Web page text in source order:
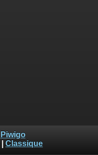
Piwigo
Classique